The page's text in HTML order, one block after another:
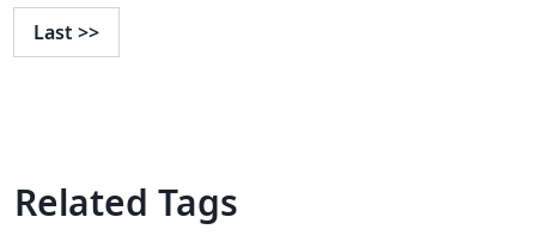
Last >>
Related Tags